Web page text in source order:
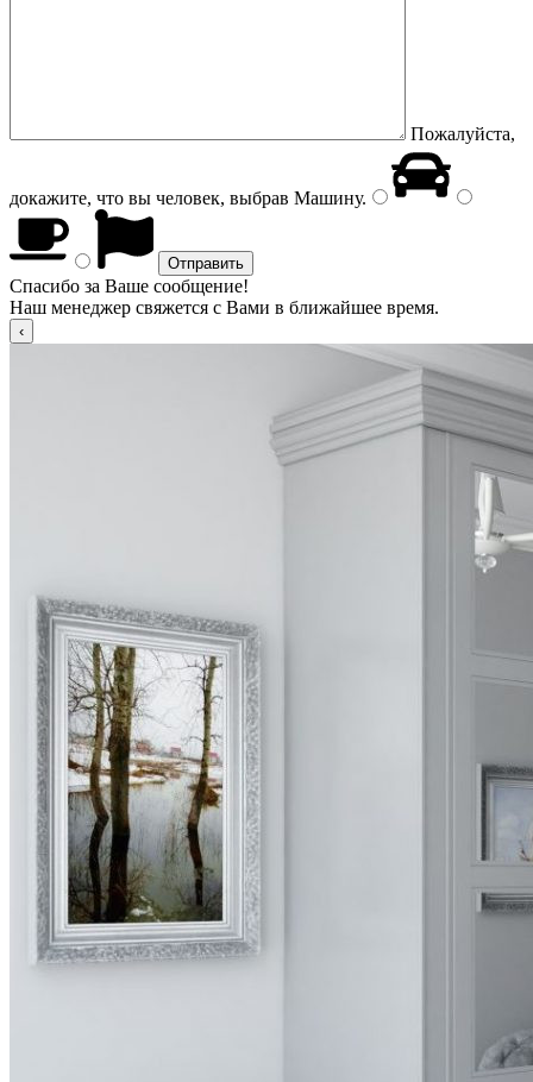
Пожалуйста,
докажите, что вы человек, выбрав Машину.
Спасибо за Ваше сообщение!
Наш менеджер свяжется с Вами в ближайшее время.